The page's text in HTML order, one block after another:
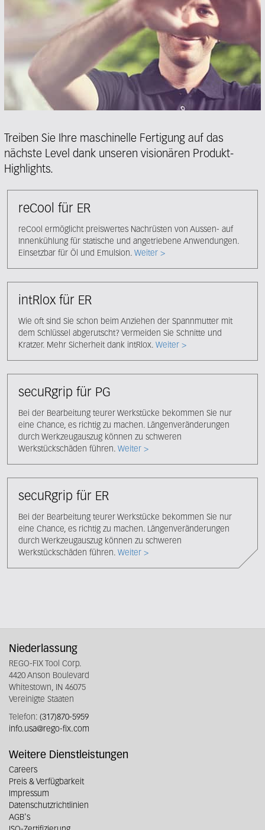
Treiben Sie Ihre maschinelle Fertigung auf das
nächste Level dank unseren visionären Produkt-
Highlights.
reCool für ER
reCool ermöglicht preiswertes Nachrüsten von Aussen- auf
Innenkühlung für statische und angetriebene Anwendungen.
Einsetzbar für Öl und Emulsion. Weiter >
intRlox für ER
Wie oft sind Sie schon beim Anziehen der Spannmutter mit
dem Schlüssel abgerutscht? Vermeiden Sie Schnitte und
Kratzer. Mehr Sicherheit dank intRlox. Weiter >
secuRgrip für PG
Bei der Bearbeitung teurer Werkstücke bekommen Sie nur
eine Chance, es richtig zu machen. Längenveränderungen
durch Werkzeugauszug können zu schweren
Werkstückschäden führen. Weiter >
secuRgrip für ER
Bei der Bearbeitung teurer Werkstücke bekommen Sie nur
eine Chance, es richtig zu machen. Längenveränderungen
durch Werkzeugauszug können zu schweren
Werkstückschäden führen. Weiter >
Niederlassung
REGO-FIX Tool Corp.
4420 Anson Boulevard
Whitestown, IN 46075
Vereinigte Staaten
Telefon: (317)870-5959
info.usa@rego-fix.com
Weitere Dienstleistungen
Careers
Preis & Verfügbarkeit
Impressum
Datenschutzrichtlinien
AGB's